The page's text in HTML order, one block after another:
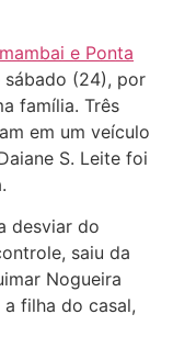
e Ponta
sábado (24), por
família. Três
em um veículo
S. Leite foi
desviar do
saiu da
Nogueira
filha do casal,